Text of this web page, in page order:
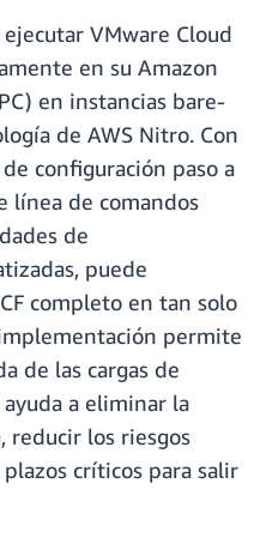
VMware Cloud
en su Amazon
en instancias bare-
de AWS Nitro. Con
configuración paso a
línea de comandos
de
puede
completo en tan solo
permite
de las cargas de
a eliminar la
reducir los riesgos
críticos para salir